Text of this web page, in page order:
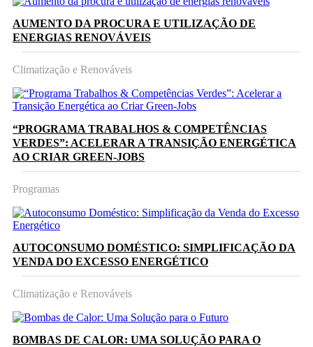
AUMENTO DA PROCURA E UTILIZAÇÃO DE
ENERGIAS RENOVÁVEIS
Climatização e Renováveis
“PROGRAMA TRABALHOS & COMPETÊNCIAS
VERDES”: ACELERAR A TRANSIÇÃO ENERGÉTICA
AO CRIAR GREEN-JOBS
Programas
AUTOCONSUMO DOMÉSTICO: SIMPLIFICAÇÃO DA
VENDA DO EXCESSO ENERGÉTICO
Climatização e Renováveis
BOMBAS DE CALOR: UMA SOLUÇÃO PARA O